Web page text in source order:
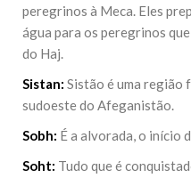
peregrinos à Meca. Eles
água para os peregrinos
do Haj.
Sistan: Sistão é uma região
sudoeste do Afeganistão.
Sobh: É a alvorada, o início
Soht: Tudo que é